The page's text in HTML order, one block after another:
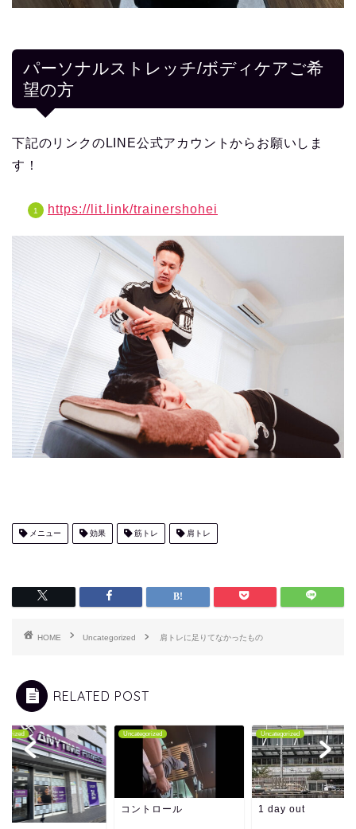
パーソナルストレッチ/ボディケアご希
望の方
下記のリンクのLINE公式アカウントからお願いしま
す！
https://lit.link/trainershohei
メニュー 効果 筋トレ 肩トレ
HOME Uncategorized 肩トレに足りてなかったもの
RELATED POST
Uncategorized
コントロール
Uncategorized
1 day out